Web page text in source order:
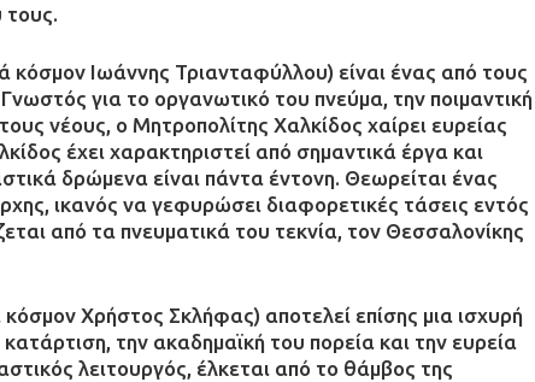
τους.
κόσμον Ιωάννης Τριανταφύλλου) είναι ένας από τους
για το οργανωτικό του πνεύμα, την ποιμαντική
νέους, ο Μητροπολίτης Χαλκίδος χαίρει ευρείας
έχει χαρακτηριστεί από σημαντικά έργα και
δρώμενα είναι πάντα έντονη. Θεωρείται ένας
ικανός να γεφυρώσει διαφορετικές τάσεις εντός
από τα πνευματικά του τεκνία, τον Θεσσαλονίκης
Χρήστος Σκλήφας) αποτελεί επίσης μια ισχυρή
την ακαδημαϊκή του πορεία και την ευρεία
λειτουργός, έλκεται από το θάμβος της